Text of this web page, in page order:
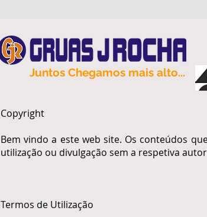
Juntos Chegamos mais alto...
Copyright
Bem vindo a este web site. Os conteúdos
utilização ou divulgação sem a respetiva
Termos de Utilização